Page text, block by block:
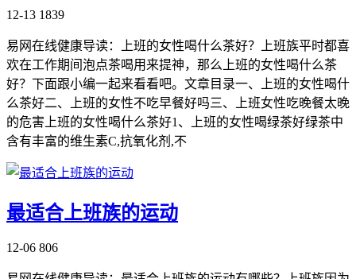
12-13 1839
易网在线健康导读：上班的女性喝什么茶好？上班族平时都喜
欢在工作期间泡点茶喝用来提神，那么上班的女性喝什么茶
好？下面跟小编一起来看看吧。文章目录一、上班的女性喝什
么茶好二、上班的女性不吃早餐好吗三、上班女性吃晚餐太晚
的危害上班的女性喝什么茶好1、上班的女性喝绿茶好绿茶中
含有丰富的维生素C,抗氧化剂,不
最适合上班族的运动
12-06 806